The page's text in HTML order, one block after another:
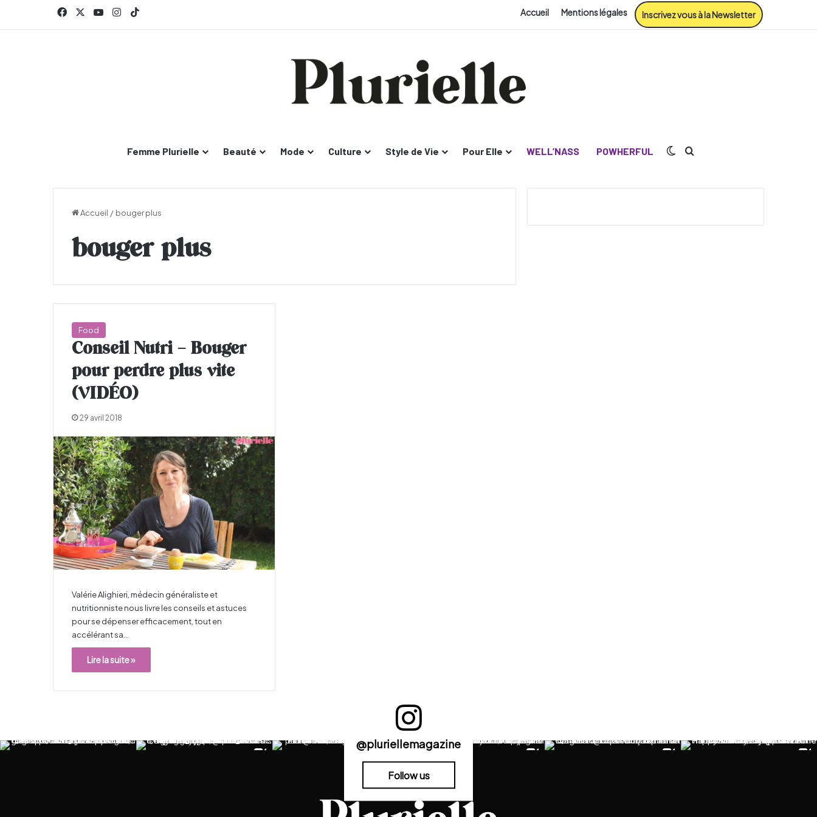
FacebookYouTubeInstagram Accueil Mentions légales Inscrivez vous à la Newsletter
Femme Plurielle Beauté Mode Culture Style de Vie Pour Elle WELL’NASS POWHERFUL Switch skin
Accueil / bouger plus
bouger plus
Food
Conseil Nutri – Bouger
pour perdre plus vite
(VIDÉO)
29 avril 2018
Valérie Alighieri, médecin généraliste et
nutritionniste nous livre les conseils et astuces
pour se dépenser efficacement, tout en
accélérant sa…
Lire la suite »
@pluriellemagazine
Follow us